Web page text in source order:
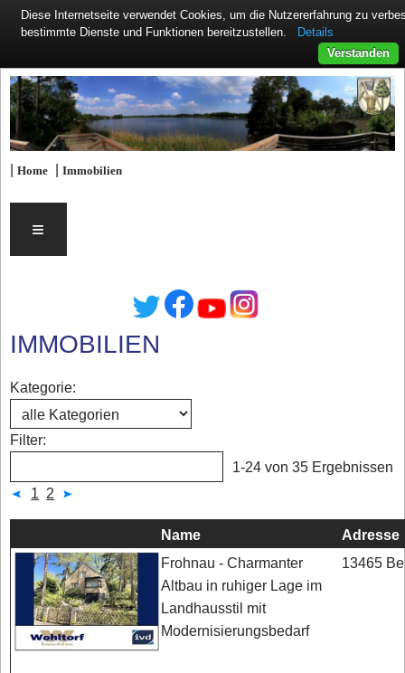
|Home |Immobilien
≡
IMMOBILIEN
Kategorie:
Filter:
1-24 von 35 Ergebnissen
1 2
Name
Adresse
Frohnau - Charmanter
Altbau in ruhiger Lage im
Landhausstil mit
Modernisierungsbedarf
13465
Diese Internetseite verwendet Cookies, um die Nutzererfahrung zu
bestimmte Dienste und Funktionen bereitzustellen.
Details
Verstanden